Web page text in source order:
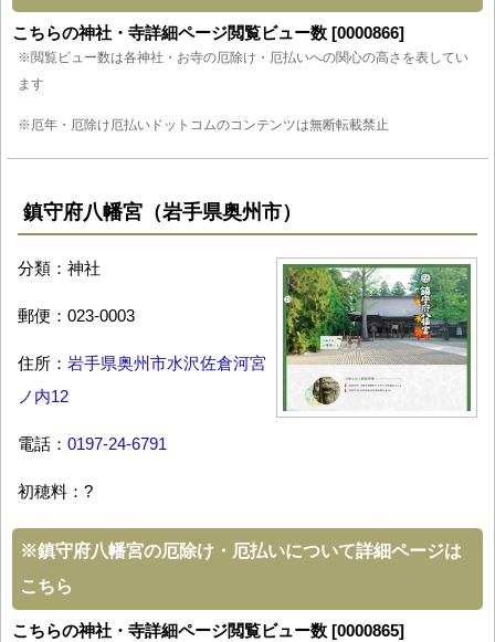
こちらの神社・寺詳細ページ閲覧ビュー数 [0000866]
※閲覧ビュー数は各神社・お寺の厄除け・厄払いへの関心の高さを表してい
ます
※厄年・厄除け厄払いドットコムのコンテンツは無断転載禁止
鎮守府八幡宮（岩手県奥州市）
分類：神社
郵便：023-0003
住所： 岩手県奥州市水沢佐倉河宮
ノ内12
電話： 0197-24-6791
初穂料：?
※鎮守府八幡宮の厄除け・厄払いについて詳細ページは
こちら
こちらの神社・寺詳細ページ閲覧ビュー数 [0000865]